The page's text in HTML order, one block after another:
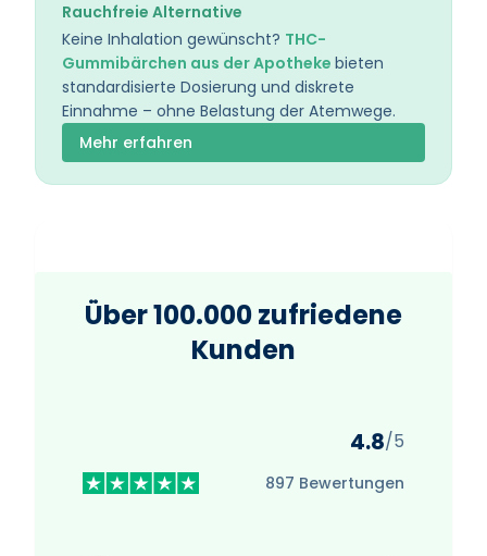
Rauchfreie Alternative
Keine Inhalation gewünscht? THC-
Gummibärchen aus der Apotheke bieten
standardisierte Dosierung und diskrete
Einnahme – ohne Belastung der Atemwege.
Mehr erfahren
Über 100.000 zufriedene
Kunden
4.8/5
897 Bewertungen